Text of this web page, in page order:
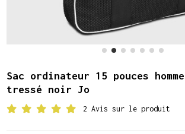
Sac ordinateur 15 pouces
tressé noir Jo
2 Avis sur le produit